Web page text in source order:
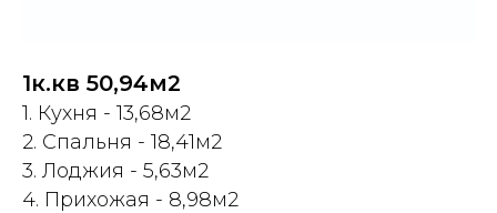
1к.кв 50,94м2
1. Кухня - 13,68м2
2. Спальня - 18,41м2
3. Лоджия - 5,63м2
4. Прихожая - 8,98м2